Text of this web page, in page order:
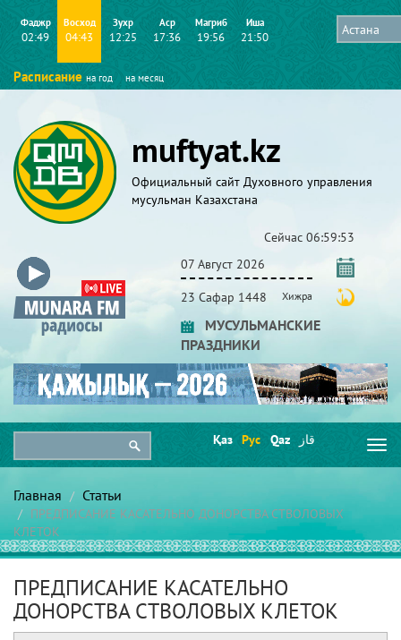
Фаджр
02:49
Восход
04:43
Зухр
12:25
Аср
17:36
Магриб
19:56
Иша
21:50
Расписание на год на месяц
muftyat.kz
Официальный сайт Духовного управления
мусульман Казахстана
Сейчас 06:59:54
07 Август 2026
23 Сафар 1448 Хижра
МУСУЛЬМАНСКИЕ
ПРАЗДНИКИ
Қаз Рус Qaz قاز
Главная Статьи
ПРЕДПИСАНИЕ КАСАТЕЛЬНО ДОНОРСТВА СТВОЛОВЫХ
КЛЕТОК
ПРЕДПИСАНИЕ КАСАТЕЛЬНО
ДОНОРСТВА СТВОЛОВЫХ КЛЕТОК